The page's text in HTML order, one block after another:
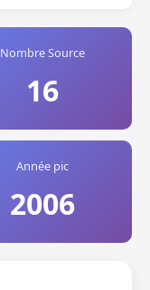
Nombre Source
16
Année pic
2006